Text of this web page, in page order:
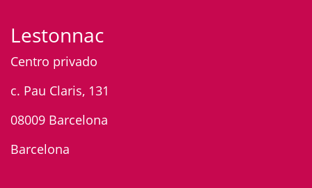
Lestonnac
Centro privado
c. Pau Claris, 131
08009 Barcelona
Barcelona